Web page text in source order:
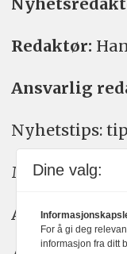
Redaktør:
Ansvarlig
Nyhetstips:
Meninger:
Annonse:
Dine valg:
For å gi deg
informasjon fra ditt